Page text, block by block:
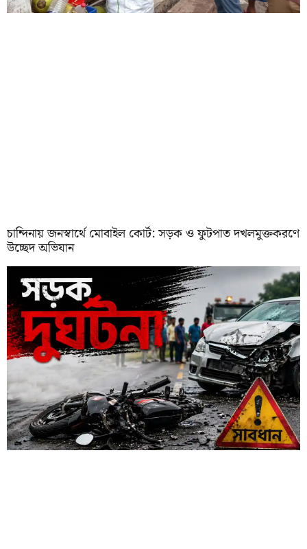
চান্দিনায় জনস্বার্থে মোবাইল কোর্ট: সড়ক ও ফুটপাত দখলমুক্তকরণে
উচ্ছেদ অভিযান